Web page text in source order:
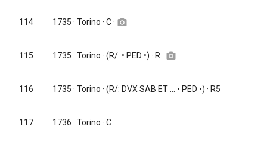
114 1735 · Torino · C · camera_alt
115 1735 · Torino · (R/: • PED •) · R · camera_alt
116 1735 · Torino · (R/: DVX SAB ET ... • PED •) · R5
117 1736 · Torino · C